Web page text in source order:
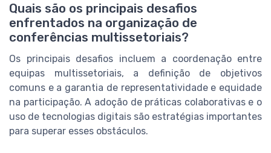
Quais são os principais desafios
enfrentados na organização de
conferências multissetoriais?
Os principais desafios incluem a coordenação entre
equipas multissetoriais, a definição de objetivos
comuns e a garantia de representatividade e equidade
na participação. A adoção de práticas colaborativas e o
uso de tecnologias digitais são estratégias importantes
para superar esses obstáculos.